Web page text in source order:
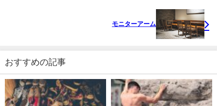
モニターアーム
おすすめの記事